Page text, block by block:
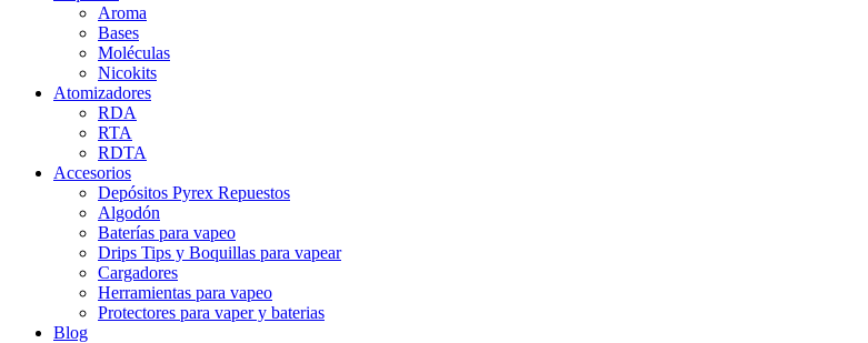
Aroma
Bases
Moléculas
Nicokits
Atomizadores
RDA
RTA
RDTA
Accesorios
Depósitos Pyrex Repuestos
Algodón
Baterías para vapeo
Drips Tips y Boquillas para vapear
Cargadores
Herramientas para vapeo
Protectores para vaper y baterias
Blog